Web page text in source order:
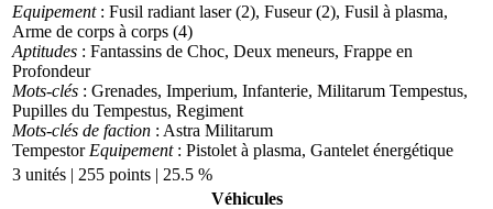
Equipement: Fusil radiant laser (2), Fuseur (2), Fusil à plasma,
Arme de corps à corps (4)
Aptitudes : Fantassins de Choc, Deux meneurs, Frappe en
Profondeur
Mots-clés : Grenades, Imperium, Infanterie, Militarum Tempestus,
Pupilles du Tempestus, Regiment
Mots-clés de faction : Astra Militarum
Tempestor Equipement: Pistolet à plasma, Gantelet énergétique
3 unités | 255 points | 25.5 %
Véhicules